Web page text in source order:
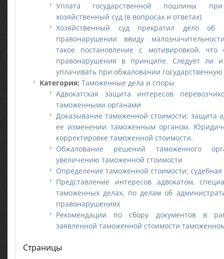
Уплата государственной пошлины
хозяйственный суд (в вопросах и ответах)
Хозяйственный суд прекратил дело об
правонарушении ввиду
такое постановление с мотивировкой, что
правонарушения в принципе. Следует ли
уплачивать при обжаловании
Категория: Таможенные дела и споры
Адвокатская защита интересов
таможенными органами
Доказывание таможенной стоимости: защита
ее изменении таможенным органом.
корректировке таможенной стоимости.
Обжалование решений таможенного
увеличению таможенной стоимости
Определение таможенной стоимости: судебная
Представление интересов адвокатом,
таможенных делах, по делам об
правонарушениях
Рекомендации по сбору документов в
заявленной таможенной стоимости
Страницы